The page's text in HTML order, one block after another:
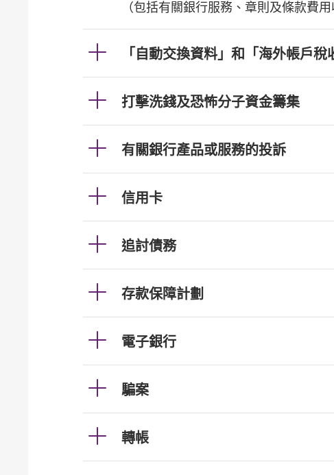
（包括有關銀行服務、章則及條款費用
「自動交換資料」和「海外帳戶稅
打擊洗錢及恐怖分子資金籌集
有關銀行產品或服務的投訴
信用卡
追討債務
存款保障計劃
電子銀行
騙案
轉帳